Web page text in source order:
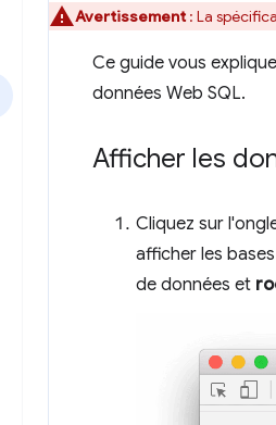
Avertissement: La
Ce guide vous
données Web SQL.
Afficher les
Cliquez sur
afficher les
de données et